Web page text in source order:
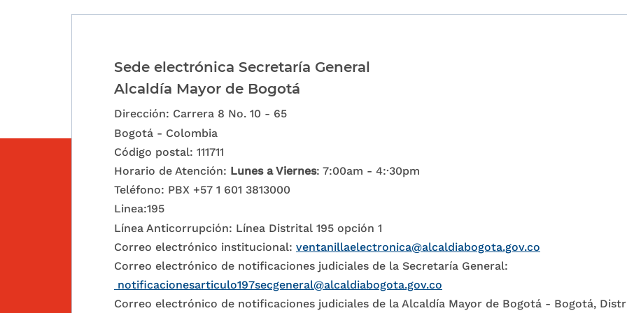
Sede electrónica Secretaría General
Alcaldía Mayor de Bogotá
Dirección: Carrera 8 No. 10 - 65
Bogotá - Colombia
Código postal: 111711
Horario de Atención: Lunes a Viernes: 7:00am - 4:·30pm
Teléfono: PBX +57 1 601 3813000
Linea:195
Línea Anticorrupción: Línea Distrital 195 opción 1
Correo electrónico institucional: ventanillaelectronica@alcaldiabogota.gov.co
Correo electrónico de notificaciones judiciales de la Secretaría General:
notificacionesarticulo197secgeneral@alcaldiabogota.gov.co
Correo electrónico de notificaciones judiciales de la Alcaldía Mayor de Bogotá - Bogotá,